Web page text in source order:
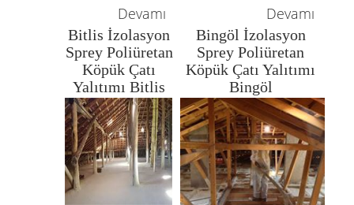
Devamı Devamı
Bitlis İzolasyon
Sprey Poliüretan
Köpük Çatı
Yalıtımı Bitlis
Bingöl İzolasyon
Sprey Poliüretan
Köpük Çatı Yalıtımı
Bingöl